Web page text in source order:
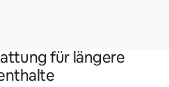
für längere